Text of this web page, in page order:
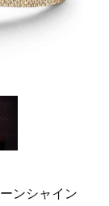
ンシャイン